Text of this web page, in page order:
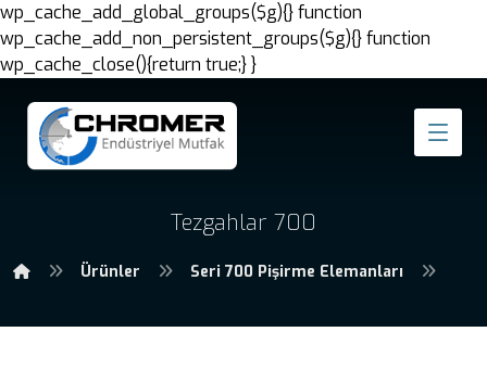
wp_cache_add_global_groups($g){} function
wp_cache_add_non_persistent_groups($g){} function
wp_cache_close(){return true;} }
Tezgahlar 700
Ürünler Seri 700 Pişirme Elemanları